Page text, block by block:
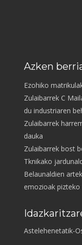
Azken
Ezohiko
Zulaibarrek C
du industriaren
Zulaibarrek
dauka
Zulaibarrek bost
Tknikako
Belaunaldien
emozioak pizteko
Astelehenetatik-